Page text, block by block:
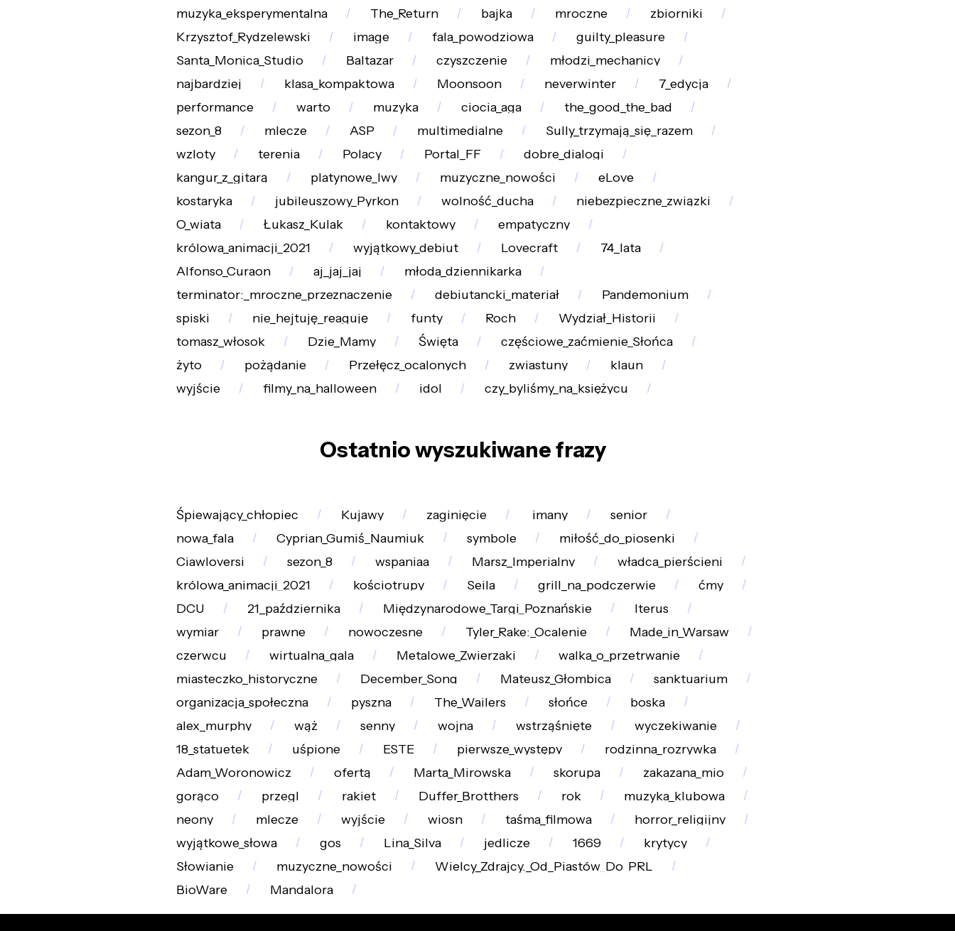
muzyka_eksperymentalna
The_Return bajka mroczne
zbiorniki
Krzysztof_Rydzelewski
image fala_powodziowa
guilty_pleasure
Santa_Monica_Studio
Baltazar czyszczenie
młodzi_mechanicy
najbardziej
klasa_kompaktowa Moonsoon neverwinter
7_edycja
performance
warto muzyka ciocia_aga
the_good_the_bad
sezon_8
mlecze ASP multimedialne
Sully_trzymają_się_razem
wzloty
terenia Polacy Portal_FF
dobre_dialogi
kangur_z_gitarą
platynowe_lwy muzyczne_nowości
eLove
kostaryka
jubileuszowy_Pyrkon wolność_ducha
niebezpieczne_związki
O_wiata
Łukasz_Kulak kontaktowy
empatyczny
królowa_animacji_2021
wyjątkowy_debiut Lovecraft
74_lata
Alfonso_Curaon
aj_jaj_jaj
młoda_dziennikarka
terminator:_mroczne_przeznaczenie
debiutancki_materiał
Pandemonium
spiski
nie_hejtuję_reaguję funty Roch
Wydział_Historii
tomasz_włosok
Dzie_Mamy Święta
częściowe_zaćmienie_Słońca
żyto
pożądanie Przełęcz_ocalonych zwiastuny
klaun
wyjście
filmy_na_halloween idol czy_byliśmy_na_księżycu
Ostatnio wyszukiwane frazy
Śpiewający_chłopiec Kujawy zaginięcie imany
senior
nowa_fala
Cyprian_Gumiś_Naumiuk symbole
miłość_do_piosenki
Ciawloversi
sezon_8 wspaniaa Marsz_Imperialny
władca_pierścieni
królowa_animacji_2021
kościotrupy Seila grill_na_podczerwie
ćmy
DCU
21_października Międzynarodowe_Targi_Poznańskie
Iterus
wymiar
prawne nowoczesne Tyler_Rake:_Ocalenie
Made_in_Warsaw
czerwcu
wirtualna_gala Metalowe_Zwierzaki
walka_o_przetrwanie
miasteczko_historyczne
December_Song Mateusz_Głombica
sanktuarium
organizacja_społeczna
pyszna The_Wailers słońce
boska
alex_murphy
wąż senny wojna wstrząśnięte
wyczekiwanie
18_statuetek
uśpione ESTE pierwsze_występy
rodzinna_rozrywka
Adam_Woronowicz
ofertą Marta_Mirowska skorupa
zakazana_mio
gorąco
przegl rakiet Duffer_Brotthers rok
muzyka_klubowa
neony
mlecze wyjście wiosn taśma_filmowa
horror_religijny
wyjątkowe_słowa
gos Lina_Silva jedlicze 1669
krytycy
Słowianie
muzyczne_nowości
Wielcy_Zdrajcy._Od_Piastów_Do_PRL
BioWare
Mandalora